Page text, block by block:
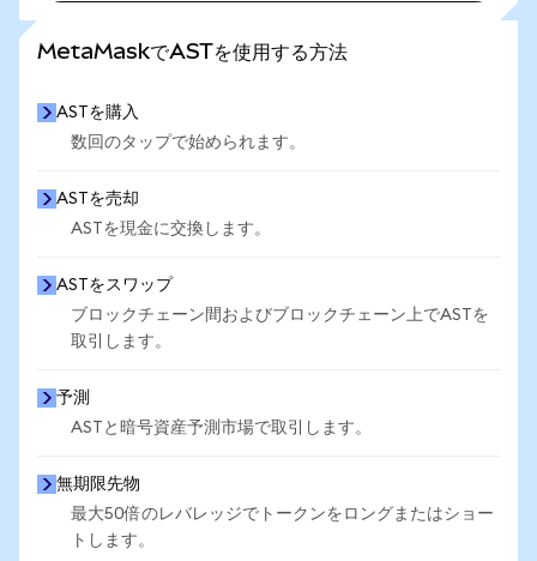
MetaMaskでASTを使用する方法
ASTを購入
数回のタップで始められます。
ASTを売却
ASTを現金に交換します。
ASTをスワップ
ブロックチェーン間およびブロックチェーン上でASTを
取引します。
予測
ASTと暗号資産予測市場で取引します。
無期限先物
最大50倍のレバレッジでトークンをロングまたはショー
トします。